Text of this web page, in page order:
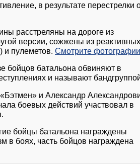
в результате перестрелки
расстреляны на дороге из
версии, сожжены из реактивных
и пулеметов. Смотрите фотографии
бойцов батальона обвиняют в
и называют
и Александр
боевых действий участвовал в
бойцы батальона награждены
в боях, часть бойцов награждена